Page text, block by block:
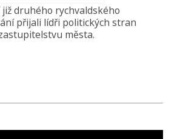
druhého rychvaldského
přijali lídři politických stran
města.